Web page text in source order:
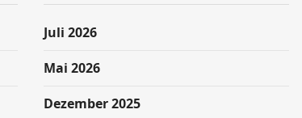
Juli 2026
Mai 2026
Dezember 2025